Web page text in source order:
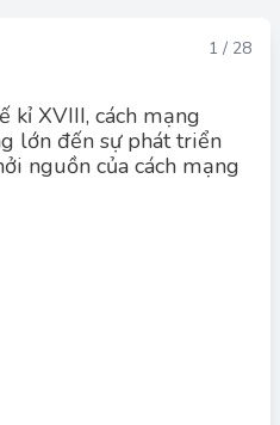
1 / 28
kỉ XVIII, cách mạng
lớn đến sự phát triển
nguồn của cách mạng
đó lan ra các nước Pháp, Đức.